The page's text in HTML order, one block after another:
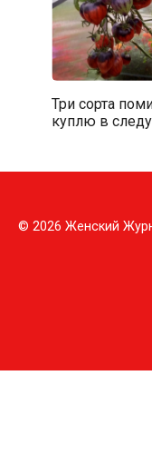
Три сорта
куплю в
© 2026 Женский